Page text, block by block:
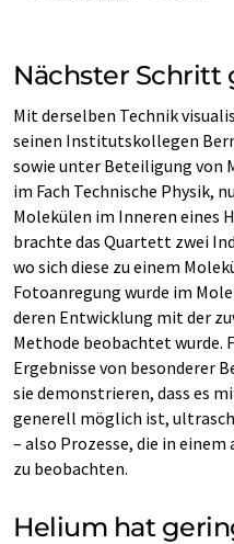
Nächster
Mit derselben Technik
seinen Institutskollegen
sowie unter Beteiligung von
im Fach Technische Physik,
Molekülen im Inneren eines
brachte das Quartett zwei
wo sich diese zu einem
Fotoanregung wurde im
deren Entwicklung mit der
Methode beobachtet wurde.
Ergebnisse von besonderer
sie demonstrieren, dass es
generell möglich ist,
– also Prozesse, die in
zu beobachten.
Helium hat